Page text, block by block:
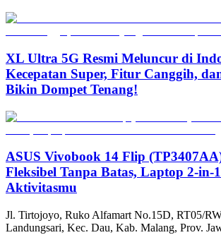
XL Ultra 5G Resmi Meluncur di
Kecepatan Super, Fitur Canggih,
Bikin Dompet Tenang!
ASUS Vivobook 14 Flip
Fleksibel Tanpa Batas, Laptop 2-in-
Aktivitasmu
Jl. Tirtojoyo, Ruko Alfamart No.15D, RT05/
Landungsari, Kec. Dau, Kab. Malang, Prov.